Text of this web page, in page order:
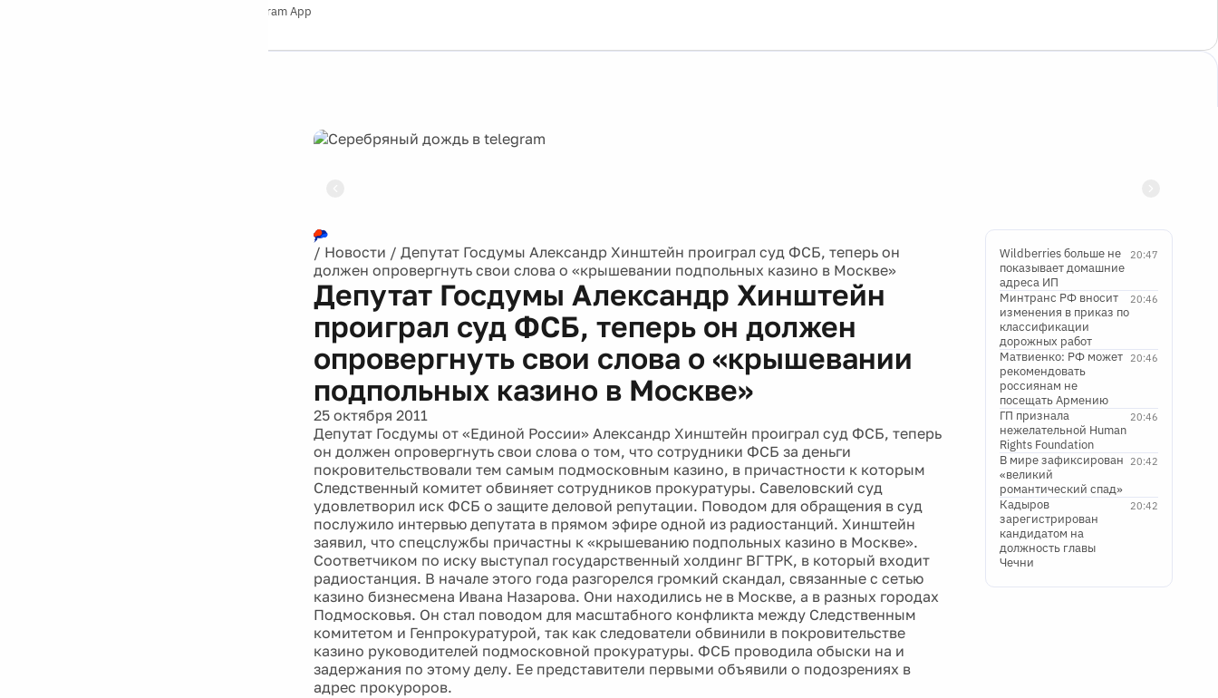
Telegram App
/ Новости / Депутат Госдумы Александр Хинштейн проиграл суд ФСБ, теперь он
должен опровергнуть свои слова о «крышевании подпольных казино в Москве»
Депутат Госдумы Александр Хинштейн
проиграл суд ФСБ, теперь он должен
опровергнуть свои слова о «крышевании
подпольных казино в Москве»
25 октября 2011
Депутат Госдумы от «Единой России» Александр Хинштейн проиграл суд ФСБ, теперь
он должен опровергнуть свои слова о том, что сотрудники ФСБ за деньги
покровительствовали тем самым подмосковным казино, в причастности к которым
Следственный комитет обвиняет сотрудников прокуратуры. Савеловский суд
удовлетворил иск ФСБ о защите деловой репутации. Поводом для обращения в суд
послужило интервью депутата в прямом эфире одной из радиостанций. Хинштейн
заявил, что спецслужбы причастны к «крышеванию подпольных казино в Москве».
Соответчиком по иску выступал государственный холдинг ВГТРК, в который входит
радиостанция. В начале этого года разгорелся громкий скандал, связанные с сетью
казино бизнесмена Ивана Назарова. Они находились не в Москве, а в разных городах
Подмосковья. Он стал поводом для масштабного конфликта между Следственным
комитетом и Генпрокуратурой, так как следователи обвинили в покровительстве
казино руководителей подмосковной прокуратуры. ФСБ проводила обыски на и
задержания по этому делу. Ее представители первыми объявили о подозрениях в
адрес прокуроров.
20:47
Wildberries больше не
показывает домашние
адреса ИП
20:46
Минтранс РФ вносит
изменения в приказ по
классификации
дорожных работ
20:46
Матвиенко: РФ может
рекомендовать
россиянам не
посещать Армению
20:46
ГП признала
нежелательной Human
Rights Foundation
20:42
В мире зафиксирован
«великий
романтический спад»
20:42
Кадыров
зарегистрирован
кандидатом на
должность главы
Чечни